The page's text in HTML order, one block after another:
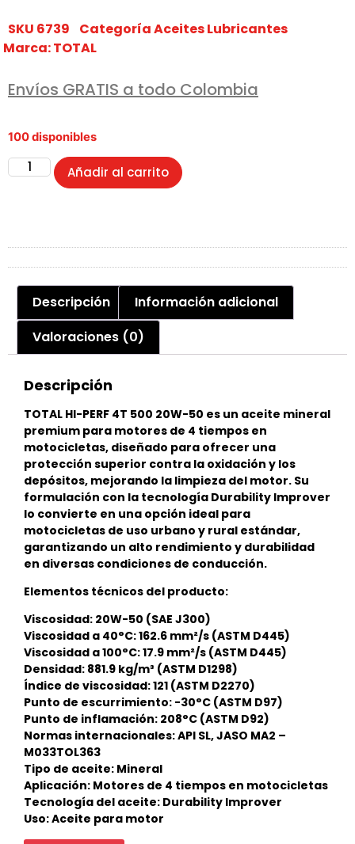
SKU 6739 CategoríaAceites Lubricantes
Marca:TOTAL
Envíos GRATIS a todo Colombia
100 disponibles
Añadir al carrito
Descripción
Información adicional
Valoraciones (0)
Descripción
TOTAL HI-PERF 4T 500 20W-50 es un aceite mineral
premium para motores de 4 tiempos en
motocicletas, diseñado para ofrecer una
protección superior contra la oxidación y los
depósitos, mejorando la limpieza del motor. Su
formulación con la tecnología Durability Improver
lo convierte en una opción ideal para
motocicletas de uso urbano y rural estándar,
garantizando un alto rendimiento y durabilidad
en diversas condiciones de conducción.
Elementos técnicos del producto:
Viscosidad: 20W-50 (SAE J300)
Viscosidad a 40°C: 162.6 mm²/s (ASTM D445)
Viscosidad a 100°C: 17.9 mm²/s (ASTM D445)
Densidad: 881.9 kg/m³ (ASTM D1298)
Índice de viscosidad: 121 (ASTM D2270)
Punto de escurrimiento: -30°C (ASTM D97)
Punto de inflamación: 208°C (ASTM D92)
Normas internacionales: API SL, JASO MA2 –
M033TOL363
Tipo de aceite: Mineral
Aplicación: Motores de 4 tiempos en motocicletas
Tecnología del aceite: Durability Improver
Uso: Aceite para motor